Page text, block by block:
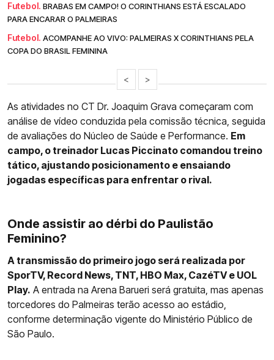
Futebol. BRABAS EM CAMPO! O CORINTHIANS ESTÁ ESCALADO
PARA ENCARAR O PALMEIRAS
Futebol. ACOMPANHE AO VIVO: PALMEIRAS X CORINTHIANS PELA
COPA DO BRASIL FEMININA
< >
As atividades no CT Dr. Joaquim Grava começaram com
análise de vídeo conduzida pela comissão técnica, seguida
de avaliações do Núcleo de Saúde e Performance. Em
campo, o treinador Lucas Piccinato comandou treino
tático, ajustando posicionamento e ensaiando
jogadas específicas para enfrentar o rival.
Onde assistir ao dérbi do Paulistão
Feminino?
A transmissão do primeiro jogo será realizada por
SporTV, Record News, TNT, HBO Max, CazéTV e UOL
Play. A entrada na Arena Barueri será gratuita, mas apenas
torcedores do Palmeiras terão acesso ao estádio,
conforme determinação vigente do Ministério Público de
São Paulo.